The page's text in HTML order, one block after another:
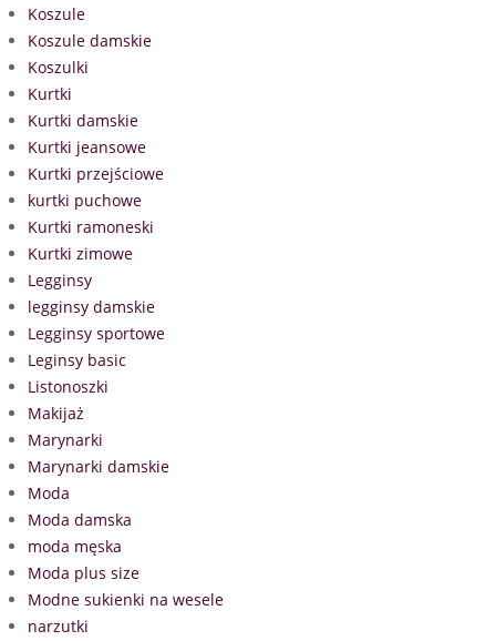
Koszule
Koszule damskie
Koszulki
Kurtki
Kurtki damskie
Kurtki jeansowe
Kurtki przejściowe
kurtki puchowe
Kurtki ramoneski
Kurtki zimowe
Legginsy
legginsy damskie
Legginsy sportowe
Leginsy basic
Listonoszki
Makijaż
Marynarki
Marynarki damskie
Moda
Moda damska
moda męska
Moda plus size
Modne sukienki na wesele
narzutki